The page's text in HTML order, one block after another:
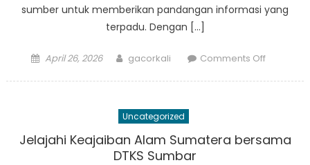
sumber untuk memberikan pandangan informasi yang
terpadu. Dengan […]
Posted
April 26, 2026 Author
gacorkali Comments Offon
Uncategorized
Jelajahi Keajaiban Alam Sumatera bersama
DTKS Sumbar